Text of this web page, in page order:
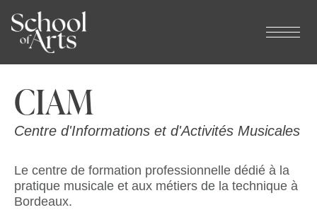
CIAM
Centre d'Informations et d'Activités Musicales
Le centre de formation professionnelle dédié à la
pratique musicale et aux métiers de la technique à
Bordeaux.